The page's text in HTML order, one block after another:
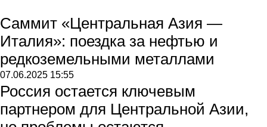
Саммит «Центральная Азия —
Италия»: поездка за нефтью и
редкоземельными металлами
07.06.2025 15:55
Россия остается ключевым
партнером для Центральной Азии,